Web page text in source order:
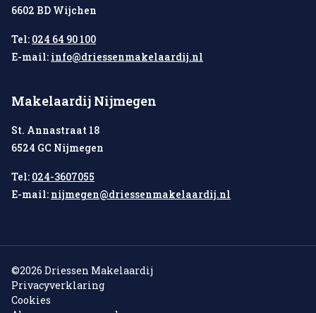
6602 BD Wijchen
Tel: 024 64 90 100
E-mail: info@driessenmakelaardij.nl
Makelaardij Nijmegen
St. Annastraat 18
6524 GC Nijmegen
Tel: 024-3607055
E-mail: nijmegen@driessenmakelaardij.nl
©2026 Driessen Makelaardij
Privacyverklaring
Cookies